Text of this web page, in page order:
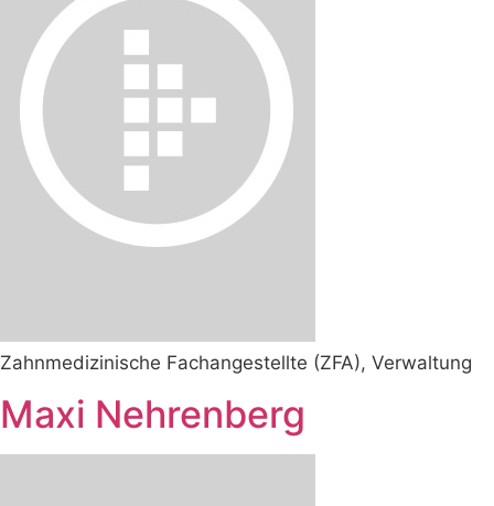
Zahnmedizinische Fachangestellte (ZFA), Verwaltung
Maxi Nehrenberg